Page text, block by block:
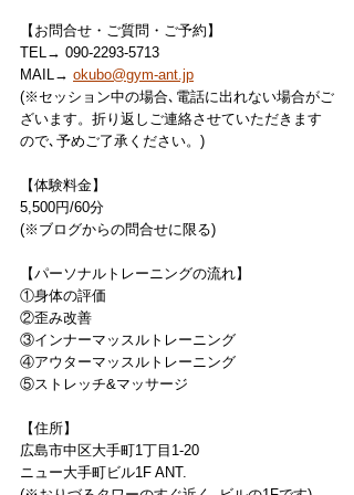
【お問合せ・ご質問・ご予約】
TEL→ 090-2293-5713
MAIL→ okubo@gym-ant.jp
(※セッション中の場合､電話に出れない場合がご
ざいます。折り返しご連絡させていただきます
ので､予めご了承ください。)
【体験料金】
5,500円/60分
(※ブログからの問合せに限る)
【パーソナルトレーニングの流れ】
①身体の評価
②歪み改善
③インナーマッスルトレーニング
④アウターマッスルトレーニング
⑤ストレッチ&マッサージ
【住所】
広島市中区大手町1丁目1-20
ニュー大手町ビル1F ANT.